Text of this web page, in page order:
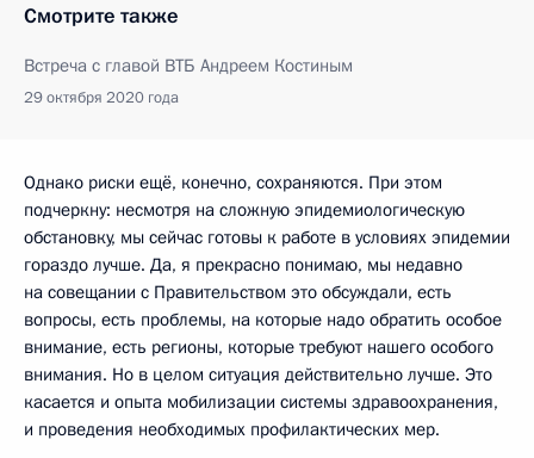
Смотрите также
Встреча с главой ВТБ Андреем Костиным
29 октября 2020 года
Однако риски ещё, конечно, сохраняются. При этом
подчеркну: несмотря на сложную эпидемиологическую
обстановку, мы сейчас готовы к работе в условиях эпидемии
гораздо лучше. Да, я прекрасно понимаю, мы недавно
на совещании с Правительством это обсуждали, есть
вопросы, есть проблемы, на которые надо обратить особое
внимание, есть регионы, которые требуют нашего особого
внимания. Но в целом ситуация действительно лучше. Это
касается и опыта мобилизации системы здравоохранения,
и проведения необходимых профилактических мер.